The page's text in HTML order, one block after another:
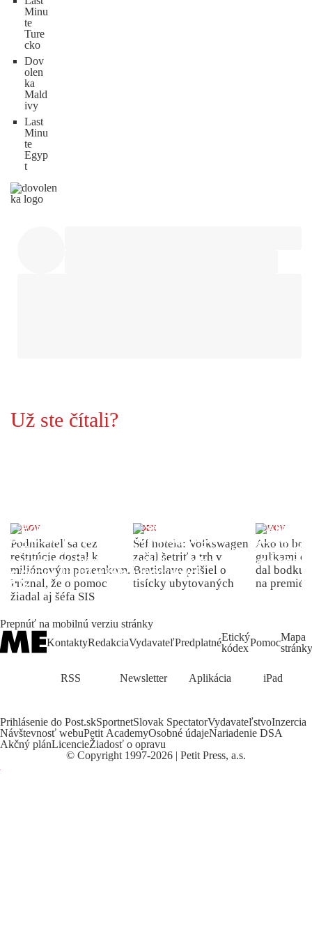
Minu
te
Ture
cko
Dov
olen
ka
Mald
ivy
Last
Minu
te
Egyp
t
Už ste čítali?
DOMOV
Podnikateľ sa cez
reštitúcie dostal k
miliónovým pozemkom.
Priznal, že o pomoc
žiadal aj šéfa SIS
INDEX
Šéf hotela: Volkswagen
začal šetriť a trh v
Bratislave prišiel o
tisícky ubytovaných
DOMOV
Ako to
guľkami
dal bodku
na
Prepnúť na mobilnú verziu stránky
KontaktyRedakciaVydavateľPredplatnéEtický
kódexPomocMapa
stránky
RSS Newsletter Aplikácia iPad
Prihlásenie do Post.skSportnetSlovak SpectatorVydavateľstvoInzercia
Návštevnosť webuPetit AcademyOsobné údajeNariadenie DSA
Akčný plánLicencieŽiadosť o opravu
© Copyright 1997-2026 | Petit Press, a.s.